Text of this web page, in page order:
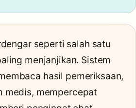
seperti salah satu
menjanjikan. Sistem
hasil pemeriksaan,
medis, mempercepat